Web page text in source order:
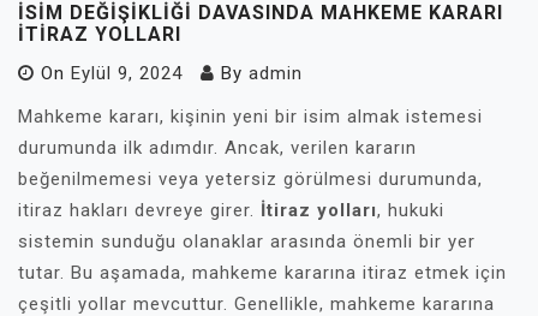
İSIM DEĞIŞIKLIĞI DAVASINDA MAHKEME KARARI
İTIRAZ YOLLARI
On Eylül 9, 2024 By admin
Mahkeme kararı, kişinin yeni bir isim almak istemesi
durumunda ilk adımdır. Ancak, verilen kararın
beğenilmemesi veya yetersiz görülmesi durumunda,
itiraz hakları devreye girer. İtiraz yolları, hukuki
sistemin sunduğu olanaklar arasında önemli bir yer
tutar. Bu aşamada, mahkeme kararına itiraz etmek için
çeşitli yollar mevcuttur. Genellikle, mahkeme kararına